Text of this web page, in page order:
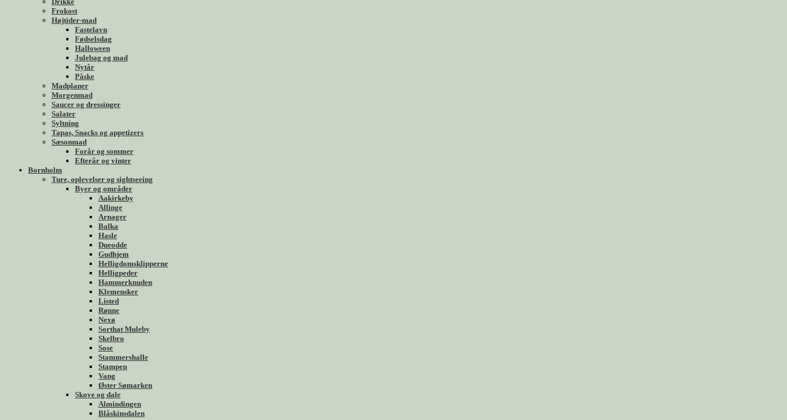
Frokost
Højtider-mad
Fastelavn
Fødselsdag
Halloween
Julebag og mad
Nytår
Påske
Madplaner
Morgenmad
Saucer og dressinger
Salater
Syltning
Tapas, Snacks og appetizers
Sæsonmad
Forår og sommer
Efterår og vinter
Bornholm
Ture, oplevelser og sightseeing
Byer og områder
Aakirkeby
Allinge
Arnager
Balka
Hasle
Dueodde
Gudhjem
Helligdomsklipperne
Helligpeder
Hammerknuden
Klemensker
Listed
Rønne
Nexø
Sorthat Muleby
Skelbro
Sose
Stammershalle
Stampen
Vang
Øster Sømarken
Skove og dale
Almindingen
Blåskinsdalen